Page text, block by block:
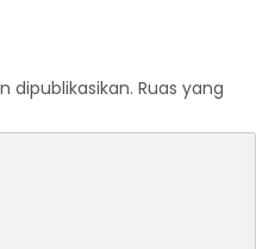
dipublikasikan. Ruas yang